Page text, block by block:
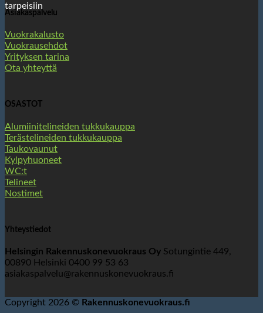
tarpeisiin
Asiakaspalvelu
Vuokrakalusto
Vuokrausehdot
Yrityksen tarina
Ota yhteyttä
OSASTOT
Alumiinitelineiden tukkukauppa
Terästelineiden tukkukauppa
Taukovaunut
Kylpyhuoneet
WC:t
Telineet
Nostimet
Yhteystiedot
Helsingin Rakennuskonevuokraus Oy Sotungintie 449,
00890 Helsinki 0400 99 53 63
asiakaspalvelu@rakennuskonevuokraus.fi
Copyright 2026 © Rakennuskonevuokraus.fi